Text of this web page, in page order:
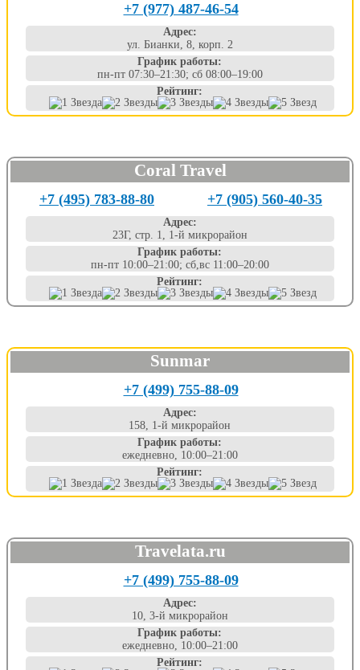
+7 (977) 487-46-54
Адрес:
ул. Бианки, 8, корп. 2
График работы:
пн-пт 07:30–21:30; сб 08:00–19:00
Рейтинг:
Coral Travel
+7 (495) 783-88-80 +7 (905) 560-40-35
Адрес:
23Г, стр. 1, 1-й микрорайон
График работы:
пн-пт 10:00–21:00; сб,вс 11:00–20:00
Рейтинг:
Sunmar
+7 (499) 755-88-09
Адрес:
158, 1-й микрорайон
График работы:
ежедневно, 10:00–21:00
Рейтинг:
Travelata.ru
+7 (499) 755-88-09
Адрес:
10, 3-й микрорайон
График работы:
ежедневно, 10:00–21:00
Рейтинг: